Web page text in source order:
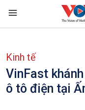
Nhảy đến nội dung
Kinh tế
VinFast
ô tô điện tại